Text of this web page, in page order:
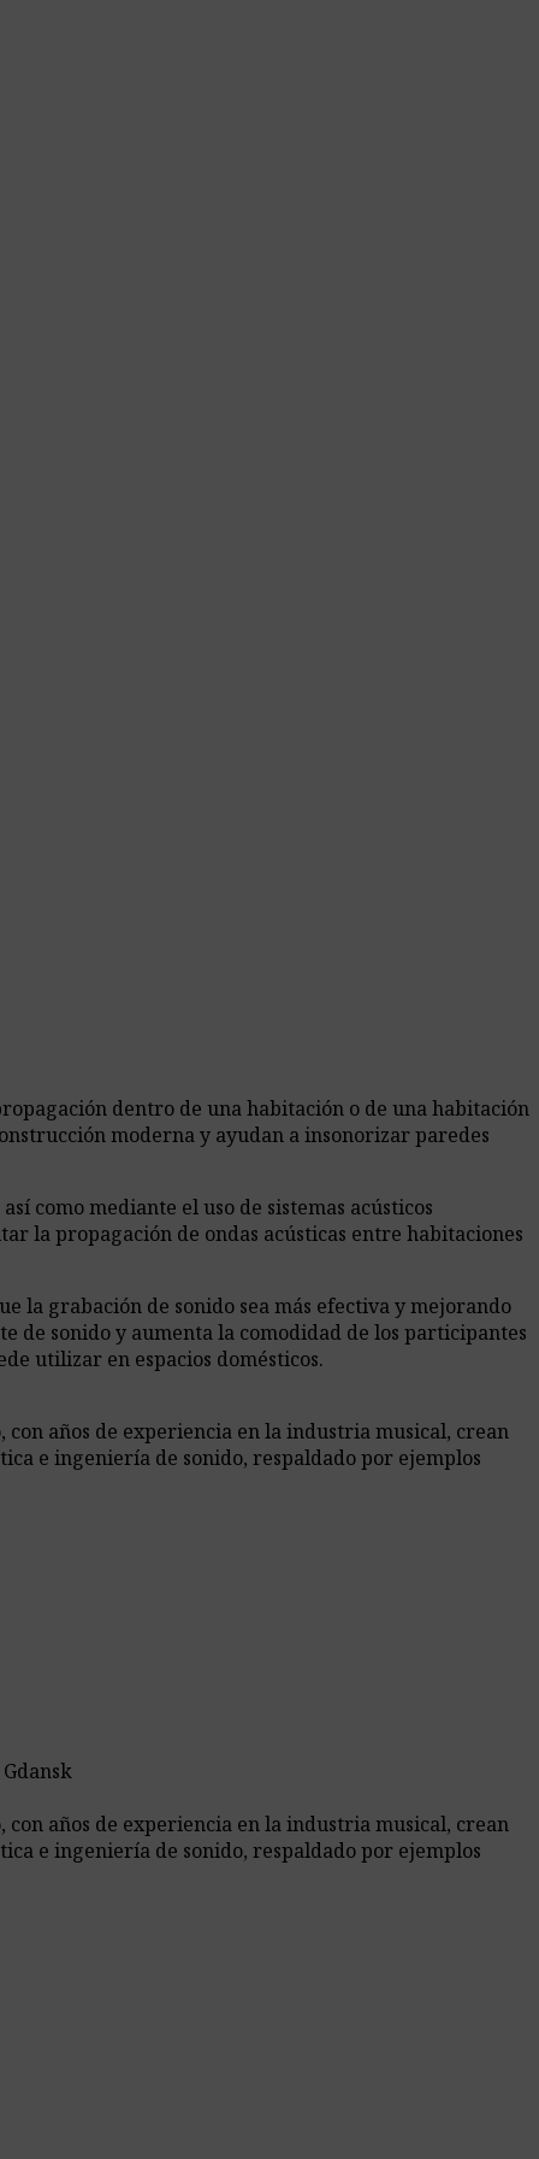
dentro de una habitación o de una habitación
moderna y ayudan a insonorizar paredes
como mediante el uso de sistemas acústicos
la propagación de ondas acústicas entre habitaciones
la grabación de sonido sea más efectiva y mejorando
de sonido y aumenta la comodidad de los participantes
utilizar en espacios domésticos.
años de experiencia en la industria musical, crean
e ingeniería de sonido, respaldado por ejemplos
años de experiencia en la industria musical, crean
e ingeniería de sonido, respaldado por ejemplos